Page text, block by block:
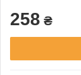
258 ₴